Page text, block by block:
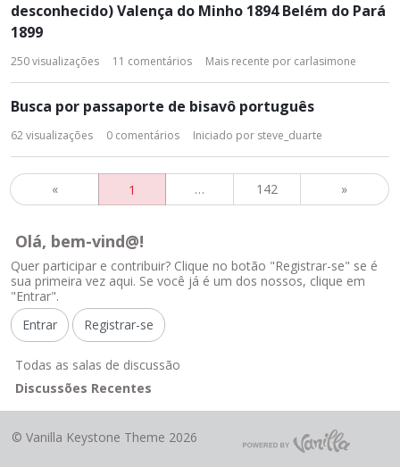
desconhecido) Valença do Minho 1894 Belém do Pará
1899
250visualizações 11 comentários Mais recente por carlasimone
Busca por passaporte de bisavô português
62visualizações 0 comentários Iniciado por steve_duarte
« 1 … 142 »
Olá, bem-vind@!
Quer participar e contribuir? Clique no botão "Registrar-se" se é
sua primeira vez aqui. Se você já é um dos nossos, clique em
"Entrar".
Entrar
Registrar-se
L
s
Todas as salas de discussão
Discussões Recentes
© Vanilla Keystone Theme 2026